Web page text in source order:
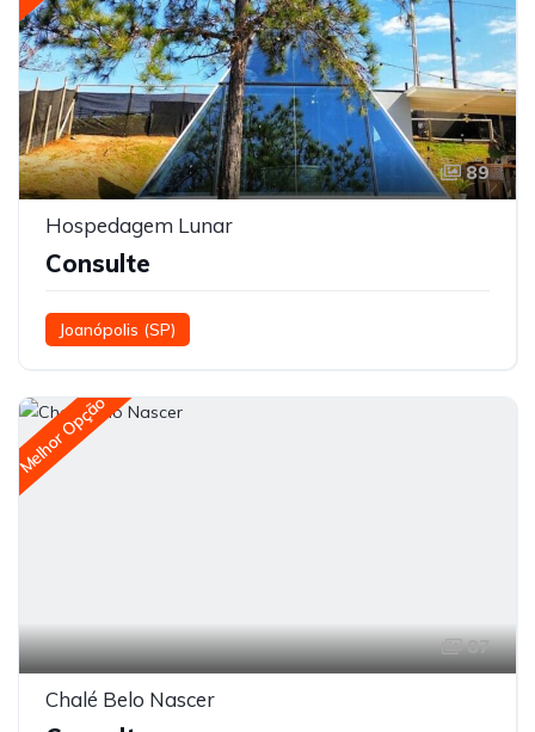
89
Hospedagem Lunar
Consulte
Joanópolis (SP)
Melhor Opção
87
Chalé Belo Nascer